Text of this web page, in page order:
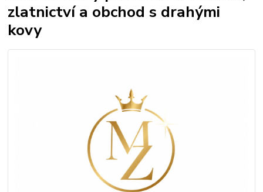
zlatnictví a obchod s drahými
kovy